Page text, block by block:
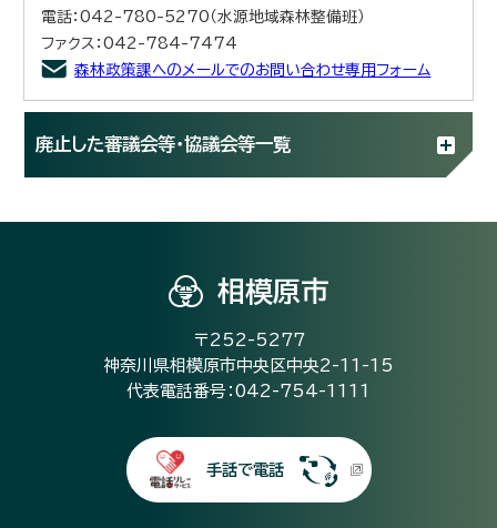
電話：042-780-5270（水源地域森林整備班）
ファクス：042-784-7474
森林政策課へのメールでのお問い合わせ専用フォーム
廃止した審議会等・協議会等一覧
相模原市
〒252-5277
神奈川県相模原市中央区中央2-11-15
代表電話番号：042-754-1111
手話で電話